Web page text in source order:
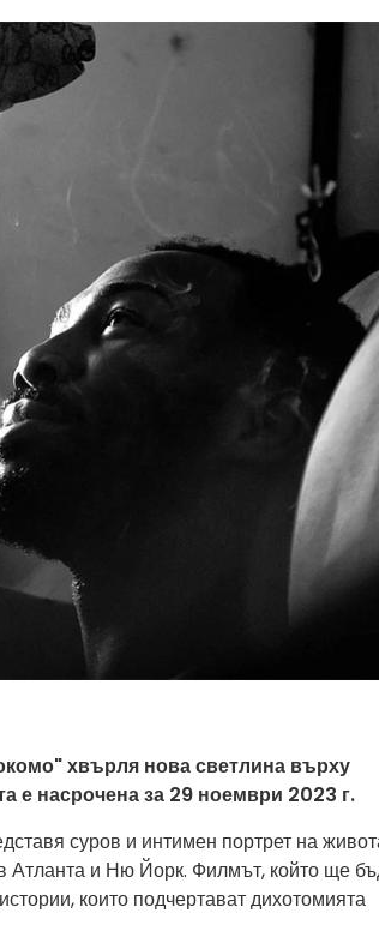
хвърля нова светлина върху
е насрочена за 29 ноември 2023 г.
суров и интимен портрет на
Атланта и Ню Йорк. Филмът, който ще
които подчертават дихотомията